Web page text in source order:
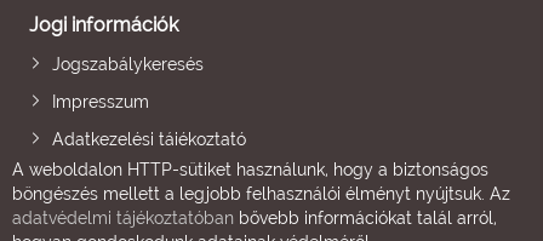
Jogi információk
Jogszabálykeresés
Impresszum
Adatkezelési tájékoztató
A weboldalon HTTP-sütiket használunk, hogy a biztonságos
böngészés mellett a legjobb felhasználói élményt nyújtsuk. Az
adatvédelmi tájékoztatóban bővebb információkat talál arról,